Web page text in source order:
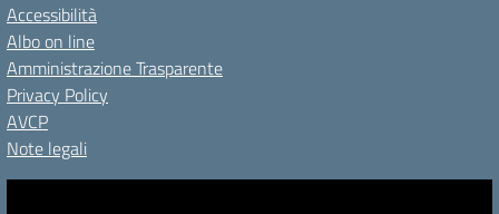
Accessibilità
Albo on line
Amministrazione Trasparente
Privacy Policy
AVCP
Note legali